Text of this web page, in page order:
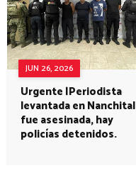
JUN 26, 2026
Urgente |Periodista
levantada en Nanchital
fue asesinada, hay
policías detenidos.